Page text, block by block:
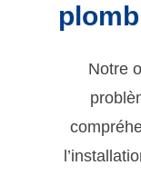
Notre